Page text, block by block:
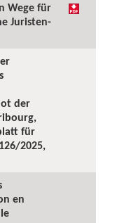
Wege für
Juristen-
der
für
2025,
en